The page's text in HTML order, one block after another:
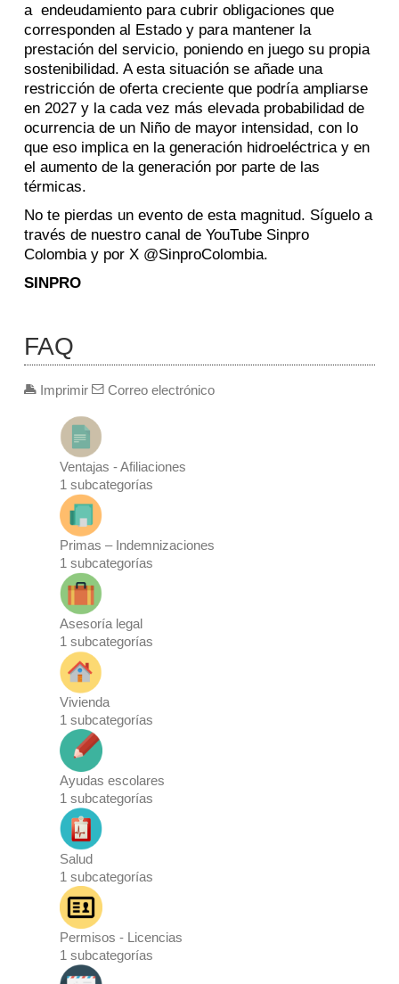
a endeudamiento para cubrir obligaciones que
corresponden al Estado y para mantener la
prestación del servicio, poniendo en juego su propia
sostenibilidad. A esta situación se añade una
restricción de oferta creciente que podría ampliarse
en 2027 y la cada vez más elevada probabilidad de
ocurrencia de un Niño de mayor intensidad, con lo
que eso implica en la generación hidroeléctrica y en
el aumento de la generación por parte de las
térmicas.
No te pierdas un evento de esta magnitud. Síguelo a
través de nuestro canal de YouTube Sinpro
Colombia y por X @SinproColombia.
SINPRO
FAQ
Imprimir Correo electrónico
Ventajas - Afiliaciones
1 subcategorías
Primas – Indemnizaciones
1 subcategorías
Asesoría legal
1 subcategorías
Vivienda
1 subcategorías
Ayudas escolares
1 subcategorías
Salud
1 subcategorías
Permisos - Licencias
1 subcategorías